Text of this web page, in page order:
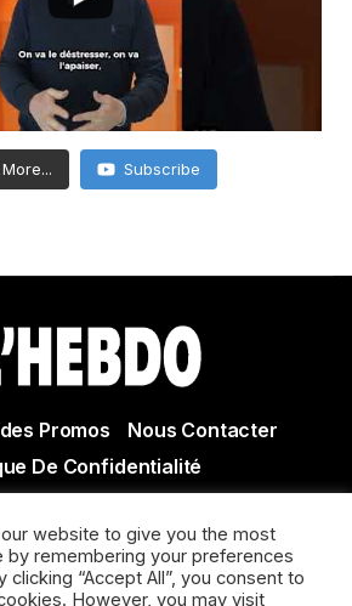
Subscribe
Promos
Nous Contacter
De Confidentialité
en lot et Garonne - Actualité
Villeneuve sur Lot
website to give you the most
by remembering your preferences
clicking “Accept All”, you consent to
However, you may visit